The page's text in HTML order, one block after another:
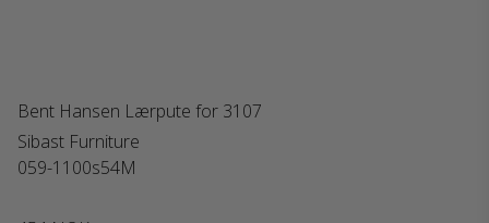
Bent Hansen Lærpute for 3107
Sibast Furniture
059-1100s54M